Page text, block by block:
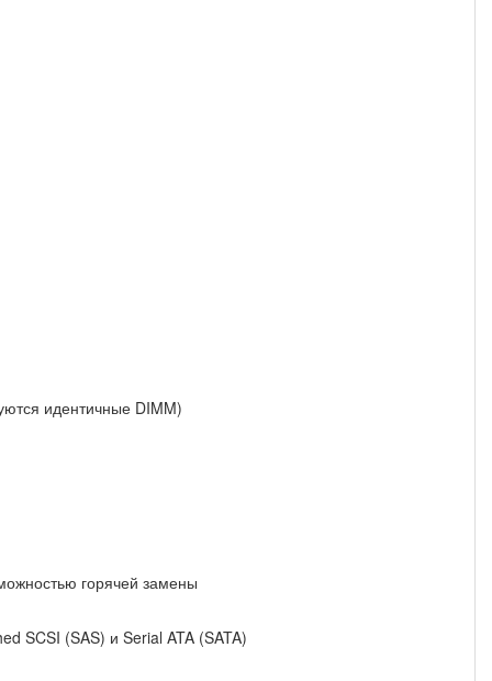
идентичные DIMM)
горячей замены
SCSI (SAS) и Serial ATA (SATA)